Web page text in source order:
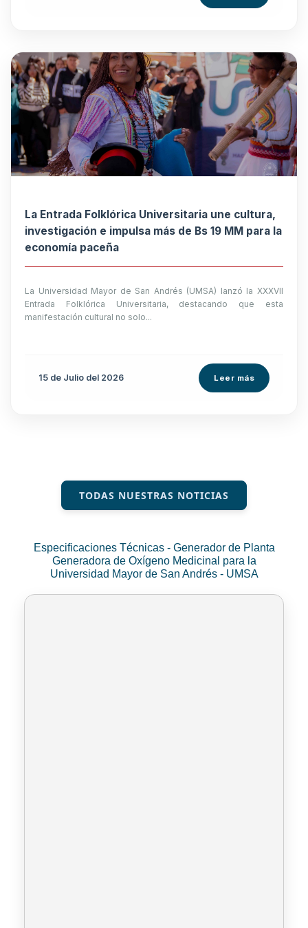
La Entrada Folklórica Universitaria une cultura,
investigación e impulsa más de Bs 19 MM para la
economía paceña
La Universidad Mayor de San Andrés (UMSA) lanzó la XXXVII
Entrada Folklórica Universitaria, destacando que esta
manifestación cultural no solo...
15 de Julio del 2026 Leer más
TODAS NUESTRAS NOTICIAS
Especificaciones Técnicas - Generador de Planta
Generadora de Oxígeno Medicinal para la
Universidad Mayor de San Andrés - UMSA